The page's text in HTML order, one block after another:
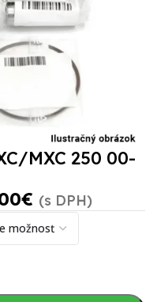
MXC 250 00-
€ (s DPH)